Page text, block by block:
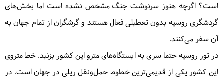
است؟ اگرچه هنوز سرنوشت جنگ مشخص نشده است اما بخش‌های
گردشگری روسیه بدون تعطیلی فعال هستند و گرشگران از تمام جهان به
آن سفر می‌کنند.
در تور روسیه حتما سری به ایستگاه‌های مترو این کشور بزنید. خط متروی
این کشور یکی از قدیمی‌ترین خطوط حمل‌ونقل ریلی در جهان است. در